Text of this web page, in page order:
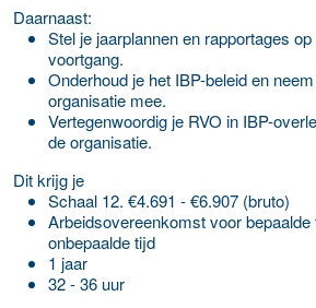
Daarnaast:
Stel je jaarplannen en rapportages
voortgang.
Onderhoud je het IBP-beleid en
organisatie mee.
Vertegenwoordig je RVO in IBP-
de organisatie.
Dit krijg je
Schaal 12. €4.691 - €6.907 (bruto)
Arbeidsovereenkomst voor
onbepaalde tijd
1 jaar
32 - 36 uur